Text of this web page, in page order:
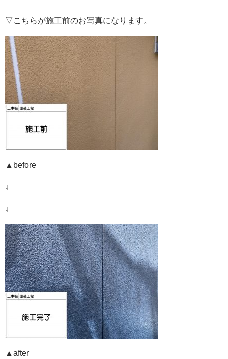
▽こちらが施工前のお写真になります。
▲before
↓
↓
▲after